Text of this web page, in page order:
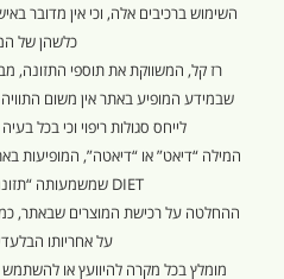
השימוש ברכיבים אלה, וכי אין מדובר
כלשהן של
רז קל, המשווקת את תוספי התזונה,
שבמידע המופיע באתר אין משום התוויה
לייחס סגולות ריפוי וכי בכל
המילה “דיאט” או “דיאטה”, המופיעות
DIET שמשמעותה “תזונה” או “אורח חיים”.
ההחלטה על רכישת המוצרים שבאתר,
על אחריותו
מומלץ בכל מקרה להיוועץ או להשתמש